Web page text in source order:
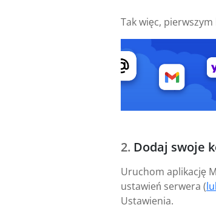
Tak więc,
Dodaj swoje
Uruchom aplikację
ustawień serwera (
Ustawienia.